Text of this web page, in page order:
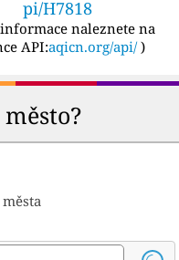
pi/H7818
naleznete na
API:aqicn.org/api/ )